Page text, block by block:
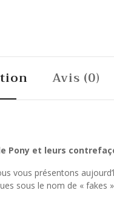
Avis (0)
Pony et leurs
vous présentons
sous le nom de «